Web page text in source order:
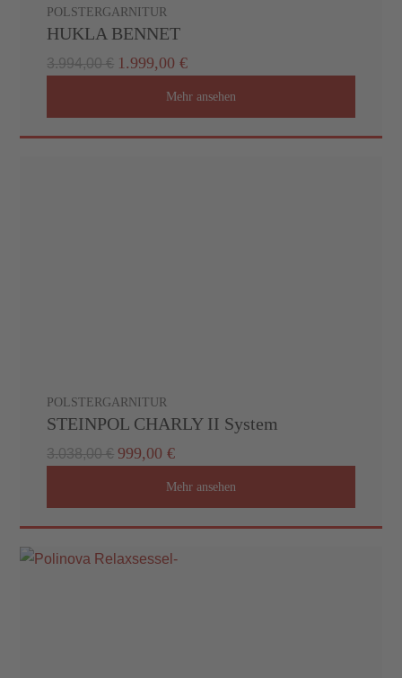
POLSTERGARNITUR
HUKLA BENNET
3.994,00 € 1.999,00 €
Mehr ansehen
POLSTERGARNITUR
STEINPOL CHARLY II System
3.038,00 € 999,00 €
Mehr ansehen